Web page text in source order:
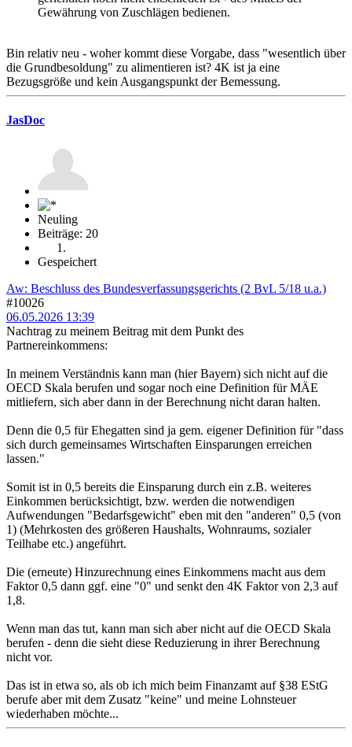
Gewährung von Zuschlägen bedienen.
Bin relativ neu - woher kommt diese Vorgabe, dass "wesentlich über
die Grundbesoldung" zu alimentieren ist? 4K ist ja eine
Bezugsgröße und kein Ausgangspunkt der Bemessung.
JasDoc
Neuling
Beiträge: 20
Gespeichert
Aw: Beschluss des Bundesverfassungsgerichts (2 BvL 5/18 u.a.)
#10026
06.05.2026 13:39
Nachtrag zu meinem Beitrag mit dem Punkt des
Partnereinkommens:
In meinem Verständnis kann man (hier Bayern) sich nicht auf die
OECD Skala berufen und sogar noch eine Definition für MÄE
mitliefern, sich aber dann in der Berechnung nicht daran halten.
Denn die 0,5 für Ehegatten sind ja gem. eigener Definition für "dass
sich durch gemeinsames Wirtschaften Einsparungen erreichen
lassen."
Somit ist in 0,5 bereits die Einsparung durch ein z.B. weiteres
Einkommen berücksichtigt, bzw. werden die notwendigen
Aufwendungen "Bedarfsgewicht" eben mit den "anderen" 0,5 (von
1) (Mehrkosten des größeren Haushalts, Wohnraums, sozialer
Teilhabe etc.) angeführt.
Die (erneute) Hinzurechnung eines Einkommens macht aus dem
Faktor 0,5 dann ggf. eine "0" und senkt den 4K Faktor von 2,3 auf
1,8.
Wenn man das tut, kann man sich aber nicht auf die OECD Skala
berufen - denn die sieht diese Reduzierung in ihrer Berechnung
nicht vor.
Das ist in etwa so, als ob ich mich beim Finanzamt auf §38 EStG
berufe aber mit dem Zusatz "keine" und meine Lohnsteuer
wiederhaben möchte...